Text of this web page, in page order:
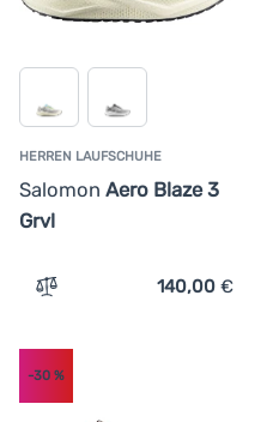
Salomon Speedcross 6
HERREN LAUFSCHUHE
Salomon Aero Blaze 3
Grvl
Zum Vergleich 'Herren
140,00 €
-30%